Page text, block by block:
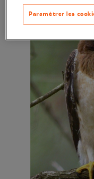
Paramétrer les